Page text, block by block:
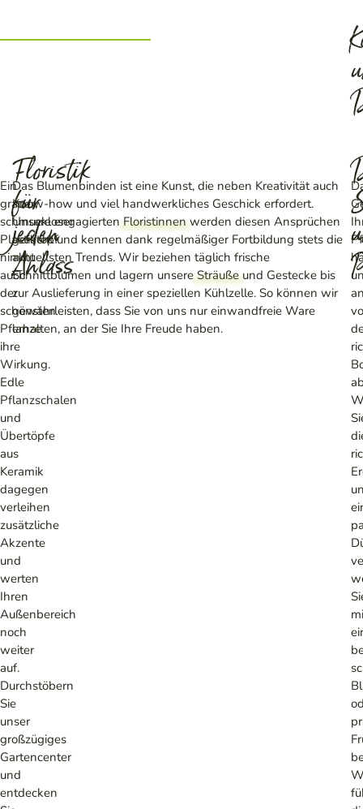
Ein
grauer,
schmuckloser
Plastiktopf
nimmt
auch
der
schönsten
Pflanze
ihre
Wirkung.
Edle
Pflanzschalen
und
Übertöpfe
aus
Keramik
dagegen
verleihen
zusätzliche
Akzente
und
werten
Ihren
Außenbereich
noch
weiter
auf.
Durchstöbern
Sie
unser
großzügiges
Gartencenter
und
entdecken
Floristik
für
jeden
Anlass
Das Blumenbinden ist eine Kunst, die neben Kreativität auch
Know-how und viel handwerkliches Geschick erfordert.
Unsere engagiertenFloristinnenwerden diesen Ansprüchen
gerecht und kennen dank regelmäßiger Fortbildung stets die
aktuellsten Trends. Wir beziehen täglich frische
Schnittblumen und lagern unsereSträußeund Gestecke bis
zur Auslieferung in einer speziellen Kühlzelle. So können wir
gewährleisten, dass Sie von uns nur einwandfreie Ware
erhalten, an der Sie Ihre Freude haben.